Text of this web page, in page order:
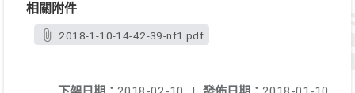
相關附件
2018-1-10-14-42-39-nf1.pdf